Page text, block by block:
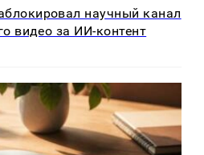
научный канал
видео за ИИ-контент